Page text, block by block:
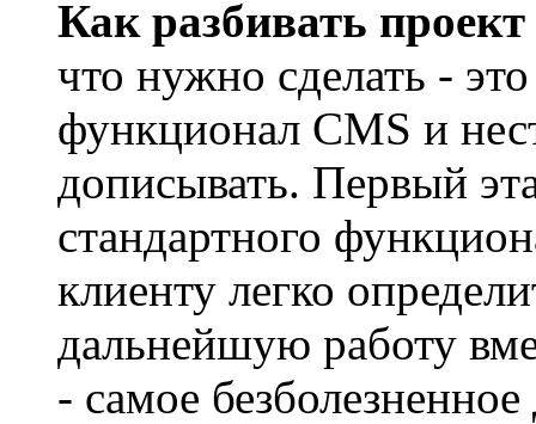
Как разбивать
что нужно сделать -
функционал CMS и
дописывать. Первый
стандартного
клиенту легко
дальнейшую работу
- самое